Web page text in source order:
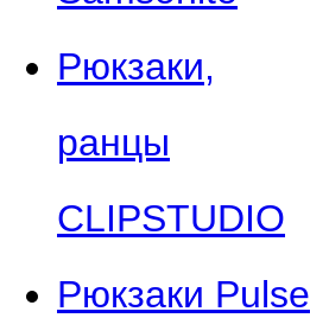
Рюкзаки,
ранцы
CLIPSTUDIO
Рюкзаки Pulse